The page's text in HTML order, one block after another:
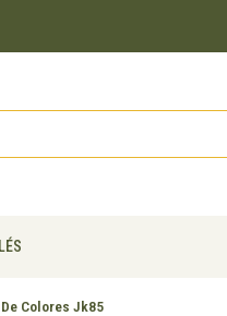
Colores Jk85